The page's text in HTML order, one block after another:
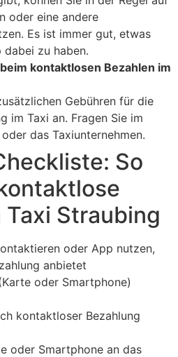
oder eine andere
Es ist immer gut, etwas
dabei zu haben.
kontaktlosen Bezahlen im
Gebühren für die
im Taxi an. Fragen Sie im
das Taxiunternehmen.
So
Taxi Straubing
oder App nutzen,
anbietet
oder Smartphone)
kontaktloser Bezahlung
oder Smartphone an das